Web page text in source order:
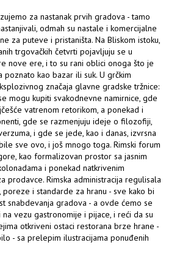
za nastanak prvih gradova - tamo
odmah su nastale i komercijalne
za puteve i pristaništa. Na Bliskom istoku,
trgovačkih četvrti pojavljuju se u
nove ere, i to su rani oblici onoga što je
poznato kao bazar ili suk. U grčkim
značaja glavne gradske tržnice:
mogu kupiti svakodnevne namirnice, gde
vatrenom retorikom, a ponekad i
gde se razmenjuju ideje o filozofiji,
i gde se jede, kao i danas, izvrsna
sve ovo, i još mnogo toga. Rimski forum
kao formalizovan prostor sa jasnim
i ponekad natkrivenim
prodavce. Rimska administracija regulisala
i standarde za hranu - sve kako bi
snabdevanja gradova - a ovde ćemo se
vezu gastronomije i pijace, i reći da su
otkriveni ostaci restorana brze hrane -
- sa prelepim ilustracijama ponuđenih